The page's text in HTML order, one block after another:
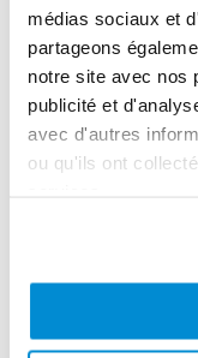
médias sociaux et
partageons
notre site avec nos
publicité et
avec d'autres
ou qu'ils ont
Equipements
Poids (kg)
Garantie
2 ans